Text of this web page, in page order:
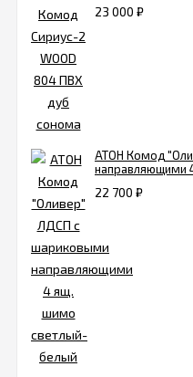
23 000 ₽
АТОН Комод
направляющими
22 700 ₽